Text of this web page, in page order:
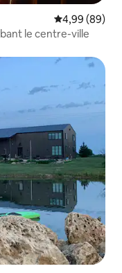
Évaluation
4,99 (89)
le centre-ville